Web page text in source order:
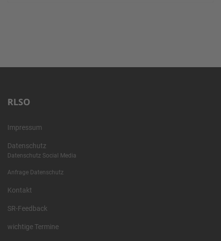
RLSO
Impressum
Datenschutz
Datenschutz Social Media
Anfrage Datenschutz
Kontakt
SR-Feedback
wichtige Termine